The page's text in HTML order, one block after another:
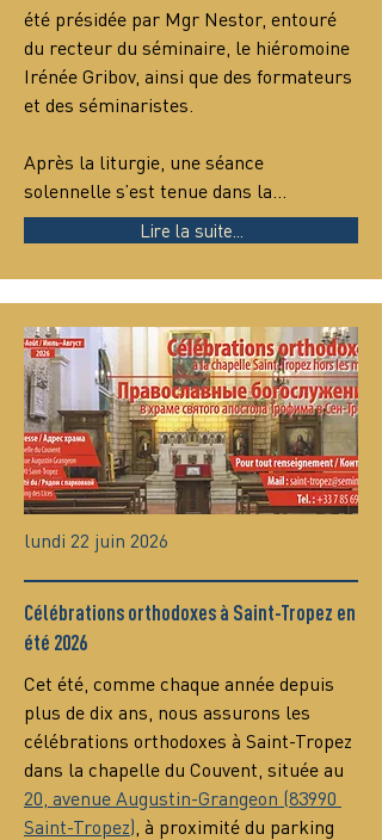
été présidée par Mgr Nestor, entouré
du recteur du séminaire, le hiéromoine
Irénée Gribov, ainsi que des formateurs
et des séminaristes.
Après la liturgie, une séance
solennelle s’est tenue dans la…
Lire la suite...
lundi 22 juin 2026
Célébrations orthodoxes à Saint-Tropez en
été 2026
Cet été, comme chaque année depuis
plus de dix ans, nous assurons les
célébrations orthodoxes à Saint-Tropez
dans la chapelle du Couvent, située au
20, avenue Augustin-Grangeon (83990
Saint-Tropez), à proximité du parking